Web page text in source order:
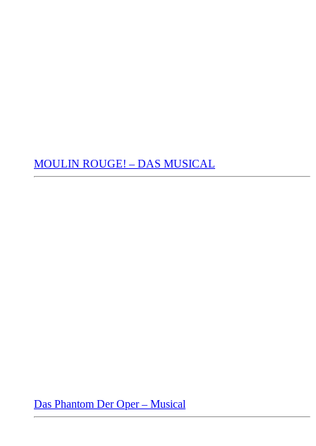
MOULIN ROUGE! – DAS MUSICAL
Das Phantom Der Oper – Musical